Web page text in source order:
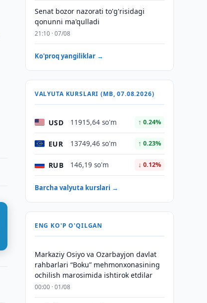
Senat bozor nazorati to'g'risidagi
qonunni ma'qulladi
21:10 · 07/08
Ko'proq yangiliklar →
VALYUTA KURSLARI (MB, 07.08.2026)
USD 11915,64 so'm ↑ 0.24%
EUR 13749,46 so'm ↑ 0.23%
RUB 146,19 so'm ↓ 0.12%
Barcha valyuta kurslari →
ENG KO'P O'QILGAN
Markaziy Osiyo va Ozarbayjon davlat
rahbarlari “Boku” mehmonxonasining
ochilish marosimida ishtirok etdilar
00:00 · 01/08